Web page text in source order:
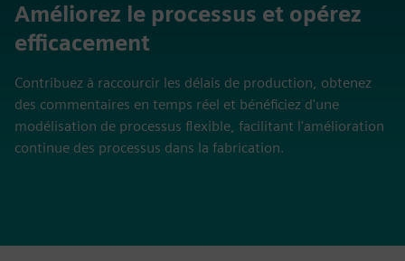
Améliorez le processus et opérez
efficacement
Contribuez à raccourcir les délais de production, obtenez
des commentaires en temps réel et bénéficiez d'une
modélisation de processus flexible, facilitant l'amélioration
continue des processus dans la fabrication.